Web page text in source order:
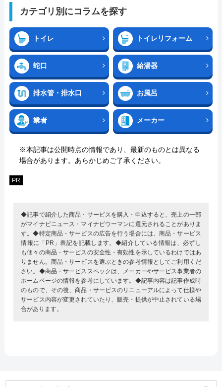
カテゴリ別にコラムを探す
トイレ トイレリフォーム
蛇口 給湯器
排水管・排水口 お風呂
業者 メーカー
※本記事は公開時点の情報であり、最新のものとは異なる
場合があります。あらかじめご了承ください。
PR
◆記事で紹介した商品・サービスを購入・申込すると、売上の一部
がマイナビニュース・マイナビウーマンに還元されることがありま
す。◆特定商品・サービスの広告を行う場合には、商品・サービス
情報に「PR」表記を記載します。◆紹介している情報は、必ずし
も個々の商品・サービスの安全性・有効性を示しているわけではあ
りません。商品・サービスを選ぶときの参考情報としてご利用くだ
さい。◆商品・サービススペックは、メーカーやサービス事業者の
ホームページの情報を参考にしています。◆記事内容は記事作成時
のもので、その後、商品・サービスのリニューアルによって仕様や
サービス内容が変更されていたり、販売・提供が中止されている場
合があります。